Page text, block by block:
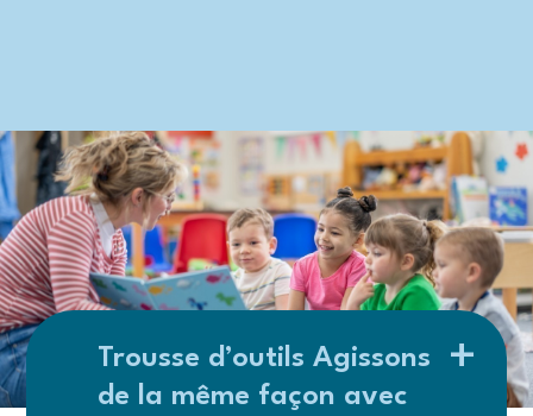
Trousse d’outils Agissons
de la même façon avec